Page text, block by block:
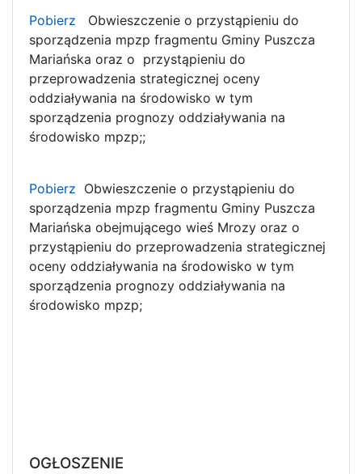
Pobierz Obwieszczenie o przystąpieniu do
sporządzenia mpzp fragmentu Gminy Puszcza
Mariańska oraz o przystąpieniu do
przeprowadzenia strategicznej oceny
oddziaływania na środowisko w tym
sporządzenia prognozy oddziaływania na
środowisko mpzp;;
Pobierz Obwieszczenie o przystąpieniu do
sporządzenia mpzp fragmentu Gminy Puszcza
Mariańska obejmującego wieś Mrozy oraz o
przystąpieniu do przeprowadzenia strategicznej
oceny oddziaływania na środowisko w tym
sporządzenia prognozy oddziaływania na
środowisko mpzp;
OGŁOSZENIE